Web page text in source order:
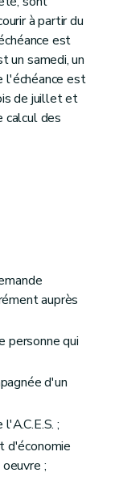
à partir du
est
un samedi, un
l'échéance est
de juillet et
calcul des
auprès
personne qui
d'un
;
d'économie
;